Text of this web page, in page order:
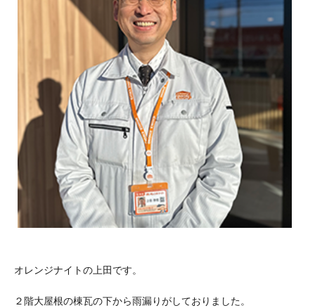
オレンジナイトの上田です。
２階大屋根の棟瓦の下から雨漏りがしておりました。